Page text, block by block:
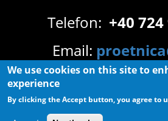
menuTelefon: +40
Email:
We use cookies on this site to
experience
By clicking the Accept button, you agree to